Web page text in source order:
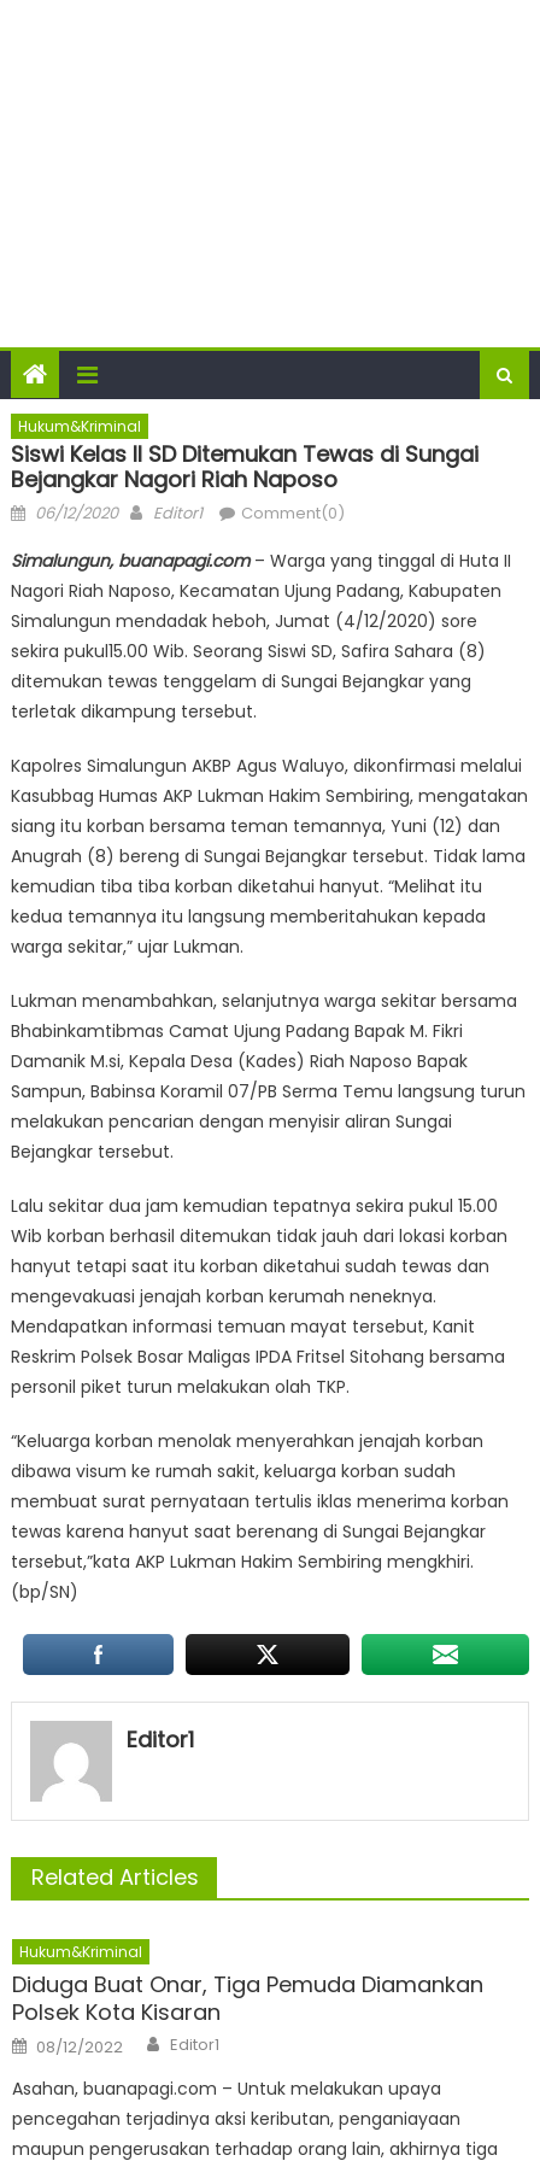
Hukum&Kriminal
Siswi Kelas II SD Ditemukan Tewas di Sungai
Bejangkar Nagori Riah Naposo
Posted
06/12/2020 Author
Editor1 Comment(0)
Simalungun, buanapagi.com– Warga yang tinggal di Huta II
Nagori Riah Naposo, Kecamatan Ujung Padang, Kabupaten
Simalungun mendadak heboh, Jumat (4/12/2020) sore
sekira pukul15.00 Wib. Seorang Siswi SD, Safira Sahara (8)
ditemukan tewas tenggelam di Sungai Bejangkar yang
terletak dikampung tersebut.
Kapolres Simalungun AKBP Agus Waluyo, dikonfirmasi melalui
Kasubbag Humas AKP Lukman Hakim Sembiring, mengatakan
siang itu korban bersama teman temannya, Yuni (12) dan
Anugrah (8) bereng di Sungai Bejangkar tersebut. Tidak lama
kemudian tiba tiba korban diketahui hanyut. “Melihat itu
kedua temannya itu langsung memberitahukan kepada
warga sekitar,” ujar Lukman.
Lukman menambahkan, selanjutnya warga sekitar bersama
Bhabinkamtibmas Camat Ujung Padang Bapak M. Fikri
Damanik M.si, Kepala Desa (Kades) Riah Naposo Bapak
Sampun, Babinsa Koramil 07/PB Serma Temu langsung turun
melakukan pencarian dengan menyisir aliran Sungai
Bejangkar tersebut.
Lalu sekitar dua jam kemudian tepatnya sekira pukul 15.00
Wib korban berhasil ditemukan tidak jauh dari lokasi korban
hanyut tetapi saat itu korban diketahui sudah tewas dan
mengevakuasi jenajah korban kerumah neneknya.
Mendapatkan informasi temuan mayat tersebut, Kanit
Reskrim Polsek Bosar Maligas IPDA Fritsel Sitohang bersama
personil piket turun melakukan olah TKP.
“Keluarga korban menolak menyerahkan jenajah korban
dibawa visum ke rumah sakit, keluarga korban sudah
membuat surat pernyataan tertulis iklas menerima korban
tewas karena hanyut saat berenang di Sungai Bejangkar
tersebut,”kata AKP Lukman Hakim Sembiring mengkhiri.
(bp/SN)
Editor1
Related Articles
Hukum&Kriminal
Diduga Buat Onar, Tiga Pemuda Diamankan
Polsek Kota Kisaran
Posted
on
08/12/2022 Author
Editor1
Asahan, buanapagi.com – Untuk melakukan upaya
pencegahan terjadinya aksi keributan, penganiayaan
maupun pengerusakan terhadap orang lain, akhirnya tiga